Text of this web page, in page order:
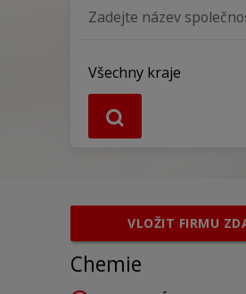
VLOŽIT FIRMU
Chemie